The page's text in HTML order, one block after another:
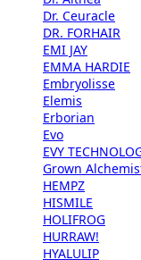
Dr. Ceuracle
DR. FORHAIR
EMI JAY
EMMA HARDIE
Embryolisse
Elemis
Erborian
Evo
EVY
Grown
HEMPZ
HISMILE
HOLIFROG
HURRAW!
HYALULIP